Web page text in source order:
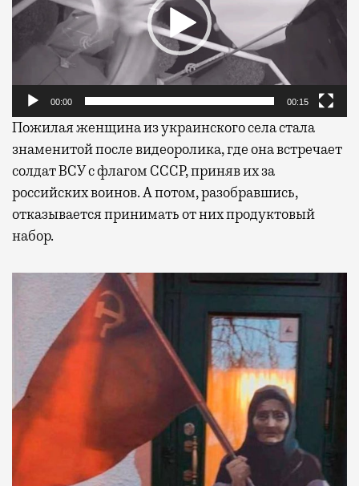
00:00 00:15
Пожилая женщина из украинского села стала
знаменитой после видеоролика, где она встречает
солдат ВСУ с флагом СССР, приняв их за
российских воинов. А потом, разобравшись,
отказывается принимать от них продуктовый
набор.